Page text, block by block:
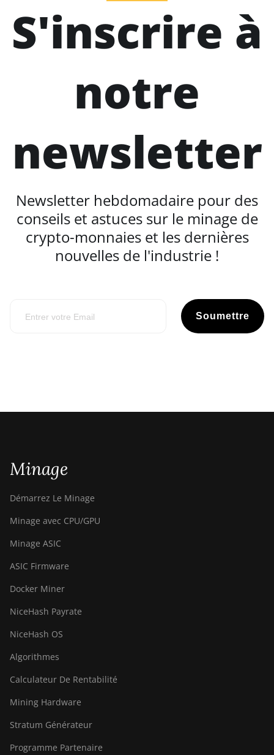
S'inscrire à
notre
newsletter
Newsletter hebdomadaire pour des
conseils et astuces sur le minage de
crypto-monnaies et les dernières
nouvelles de l'industrie !
Soumettre
Minage
Démarrez Le Minage
Minage avec CPU/GPU
Minage ASIC
ASIC Firmware
Docker Miner
NiceHash Payrate
NiceHash OS
Algorithmes
Calculateur De Rentabilité
Mining Hardware
Stratum Générateur
Programme Partenaire